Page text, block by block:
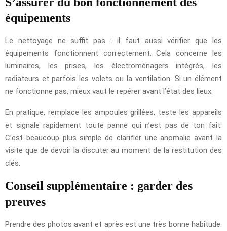
équipements
Le nettoyage ne suffit pas : il faut aussi vérifier que les
équipements fonctionnent correctement. Cela concerne les
luminaires, les prises, les électroménagers intégrés, les
radiateurs et parfois les volets ou la ventilation. Si un élément
ne fonctionne pas, mieux vaut le repérer avant l’état des lieux.
En pratique, remplace les ampoules grillées, teste les appareils
et signale rapidement toute panne qui n’est pas de ton fait.
C’est beaucoup plus simple de clarifier une anomalie avant la
visite que de devoir la discuter au moment de la restitution des
clés.
Conseil supplémentaire : garder des
preuves
Prendre des photos avant et après est une très bonne habitude.